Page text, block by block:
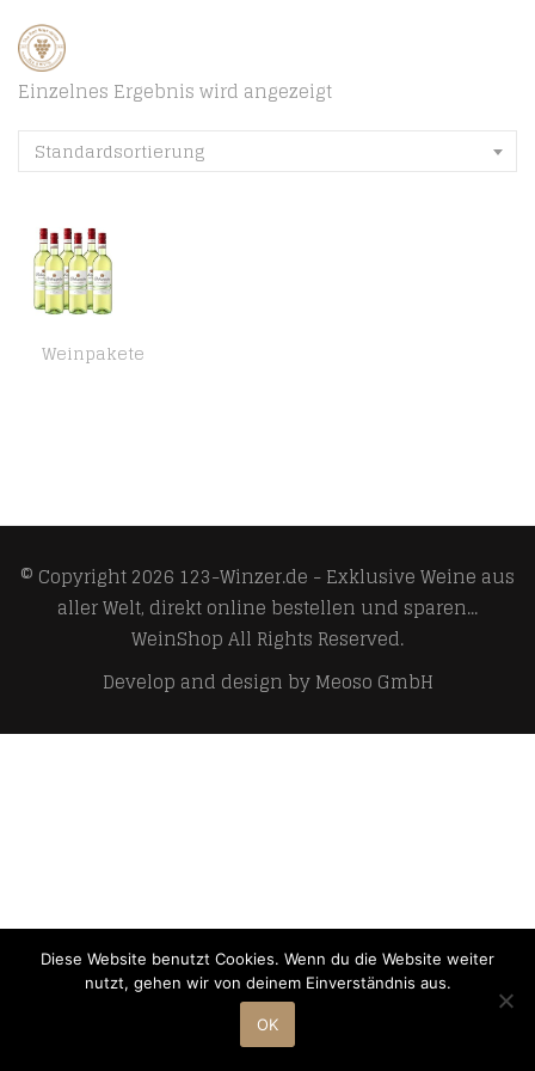
Einzelnes Ergebnis wird angezeigt
Standardsortierung
Weinpakete
© Copyright 2026 123-Winzer.de - Exklusive Weine aus
aller Welt, direkt online bestellen und sparen...
WeinShopAll Rights Reserved.
Develop and design byMeoso GmbH
Diese Website benutzt Cookies. Wenn du die Website weiter
nutzt, gehen wir von deinem Einverständnis aus.
OK